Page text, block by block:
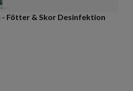
- Fötter & Skor Desinfektion